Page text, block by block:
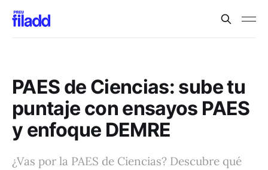
PAES de Ciencias: sube tu
puntaje con ensayos PAES
y enfoque DEMRE
¿Vas por la PAES de Ciencias? Descubre qué